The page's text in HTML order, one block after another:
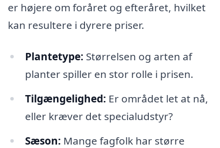
er højere om foråret og efteråret, hvilket
kan resultere i dyrere priser.
Plantetype: Størrelsen og arten af
planter spiller en stor rolle i prisen.
Tilgængelighed: Er området let at nå,
eller kræver det specialudstyr?
Sæson: Mange fagfolk har større